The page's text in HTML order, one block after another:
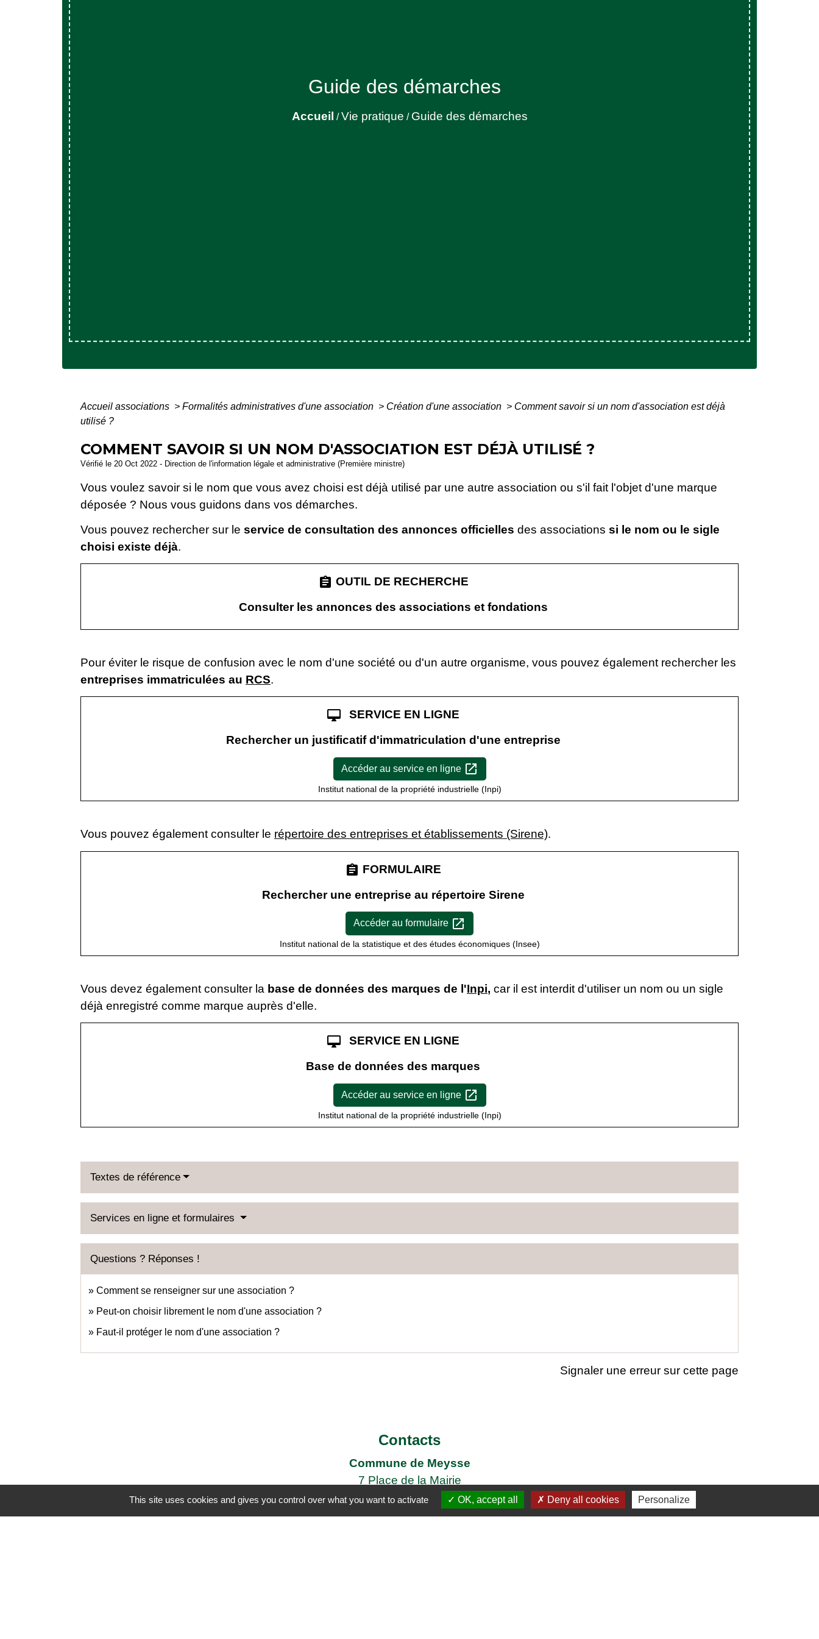
Guide des démarches
Accueil /Vie pratique / Guide des démarches
Accueil associations > Formalités administratives d'une association > Création d'une association > Comment savoir si un nom d'association est déjà
utilisé ?
COMMENT SAVOIR SI UN NOM D'ASSOCIATION EST DÉJÀ UTILISÉ ?
Vérifié le 20 Oct 2022 - Direction de l'information légale et administrative (Première ministre)
Vous voulez savoir si le nom que vous avez choisi est déjà utilisé par une autre association ou s'il fait l'objet d'une marque
déposée ? Nous vous guidons dans vos démarches.
Vous pouvez rechercher sur le service de consultation des annonces officielles des associations si le nom ou le sigle
choisi existe déjà.
assignment OUTIL DE RECHERCHE
Consulter les annonces des associations et fondations
Pour éviter le risque de confusion avec le nom d'une société ou d'un autre organisme, vous pouvez également rechercher les
entreprises immatriculées au RCS.
desktop_mac
SERVICE EN LIGNE
Rechercher un justificatif d'immatriculation d'une entreprise
Accéder au service en ligne open_in_new
Institut national de la propriété industrielle (Inpi)
Vous pouvez également consulter le répertoire des entreprises et établissements (Sirene).
assignment FORMULAIRE
Rechercher une entreprise au répertoire Sirene
Accéder au formulaire open_in_new
Institut national de la statistique et des études économiques (Insee)
Vous devez également consulter la base de données des marques de l'Inpi, car il est interdit d'utiliser un nom ou un sigle
déjà enregistré comme marque auprès d'elle.
desktop_mac
SERVICE EN LIGNE
Base de données des marques
Accéder au service en ligne open_in_new
Institut national de la propriété industrielle (Inpi)
Textes de référence
Services en ligne et formulaires
Questions ? Réponses !
Comment se renseigner sur une association ?
Peut-on choisir librement le nom d'une association ?
Faut-il protéger le nom d'une association ?
Signaler une erreur sur cette page
Contacts
Commune de Meysse
7 Place de la Mairie
07400 Meysse - FRANCE
+33 4 75 52 96 21
This site uses cookies and gives you control over what you want to activate OK, accept all Deny all cookies Personalize